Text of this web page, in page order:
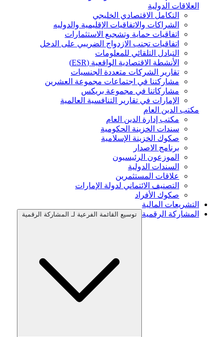
العلاقات الدولية
التكامل الاقتصادي الخليجي
الشراكات والاتفاقيات الإقليمية والدوليه
اتفاقيات حماية وتشجيع الاستثمارات
اتفاقيات تجنب الازدواج الضريبي على الدخل
التبادل التلقائي للمعلومات
الأنشطة الاقتصادية الواقعية (ESR)
تقارير الشركات متعددة الجنسيات
مشاركتنا في اجتماعات مجموعة العشرين
مشاركاتنا في مجموعة بريكس
الإمارات في تقارير التنافسية العالمية
مكتب الدين العام
مكتب إدارة الدين العام
سندات الخزينة الحكومية
صكوك الخزينة الإسلامية
برنامج الاصدار
الموزعون الرئيسيون
السندات الدولية
علاقات المستثمرين
التصنيف الائتماني لدولة الإمارات
صكوك الأفراد
التشريعات المالية
المشاركة الرقمية
توسيع القائمة الفرعية لـ المشاركة الرقمية